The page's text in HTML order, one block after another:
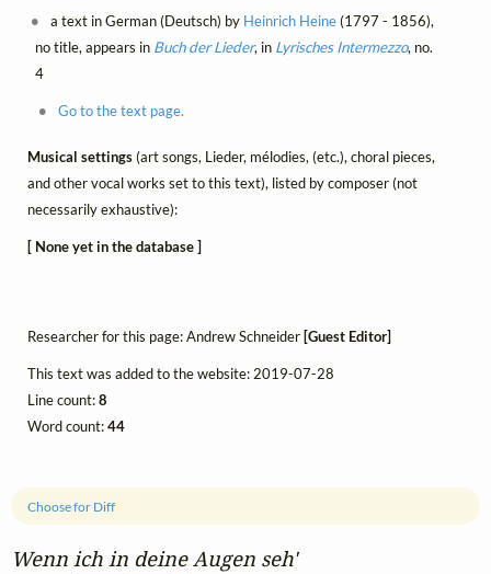
Wenn ich in deine Augen seh'
Choose for Diff
a text in German (Deutsch) by Heinrich Heine(1797 - 1856),
no title, appears in Buch der Lieder, in Lyrisches Intermezzo, no.
4
Go to the text page.
Musical settings(art songs, Lieder, mélodies, (etc.), choral pieces,
and other vocal works set to this text), listed by composer (not
necessarily exhaustive):
[ None yet in the database ]
Researcher for this page: Andrew Schneider [Guest Editor]
This text was added to the website: 2019-07-28
Line count:8
Word count:44